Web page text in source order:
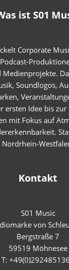
ist S01
Corporate
Soundlogos,
ersten Idee bis
mit Fokus auf
Nordrhein-
Kontakt
S01 Music
von
Bergstraße 7
59519 Möhnesee
T: